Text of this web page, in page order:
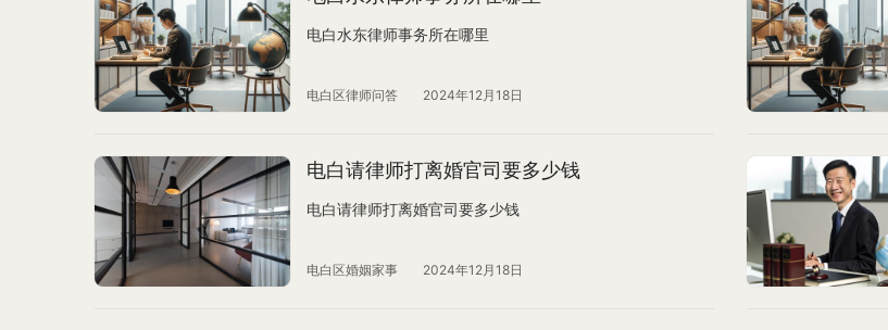
电白水东律师事务所在哪里
电白区律师问答 2024年12月18日
电白请律师打离婚官司要多少钱
电白请律师打离婚官司要多少钱
电白区婚姻家事 2024年12月18日